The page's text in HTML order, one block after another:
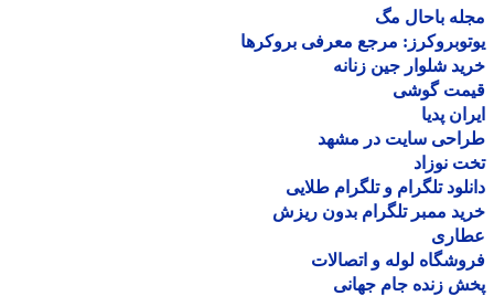
باحال مگ
مرجع معرفی بروکرها
شلوار جین زنانه
گوشی
پدیا
سایت در مشهد
نوزاد
تلگرام و تلگرام طلایی
ممبر تلگرام بدون ریزش
لوله و اتصالات
زنده جام جهانی